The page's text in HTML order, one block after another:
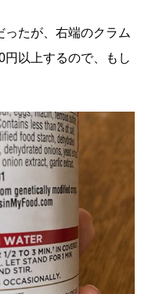
たが、右端のクラム
以上するので、もし